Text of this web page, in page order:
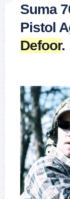
Suma
Pistol
Defoor.